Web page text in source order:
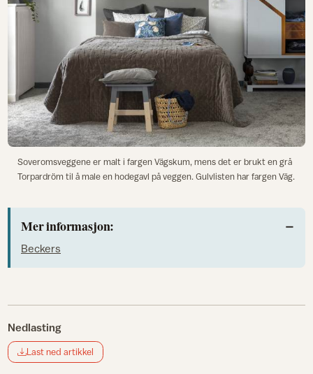
Soveromsveggene er malt i fargen Vägskum, mens det er brukt en grå
Torpardröm til å male en hodegavl på veggen. Gulvlisten har fargen Väg.
Mer informasjon:
Beckers
Nedlasting
Last ned artikkel